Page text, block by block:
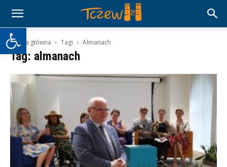
Otwórz pasek narzędzi
Strona główna Tagi Almanach
Tag: almanach